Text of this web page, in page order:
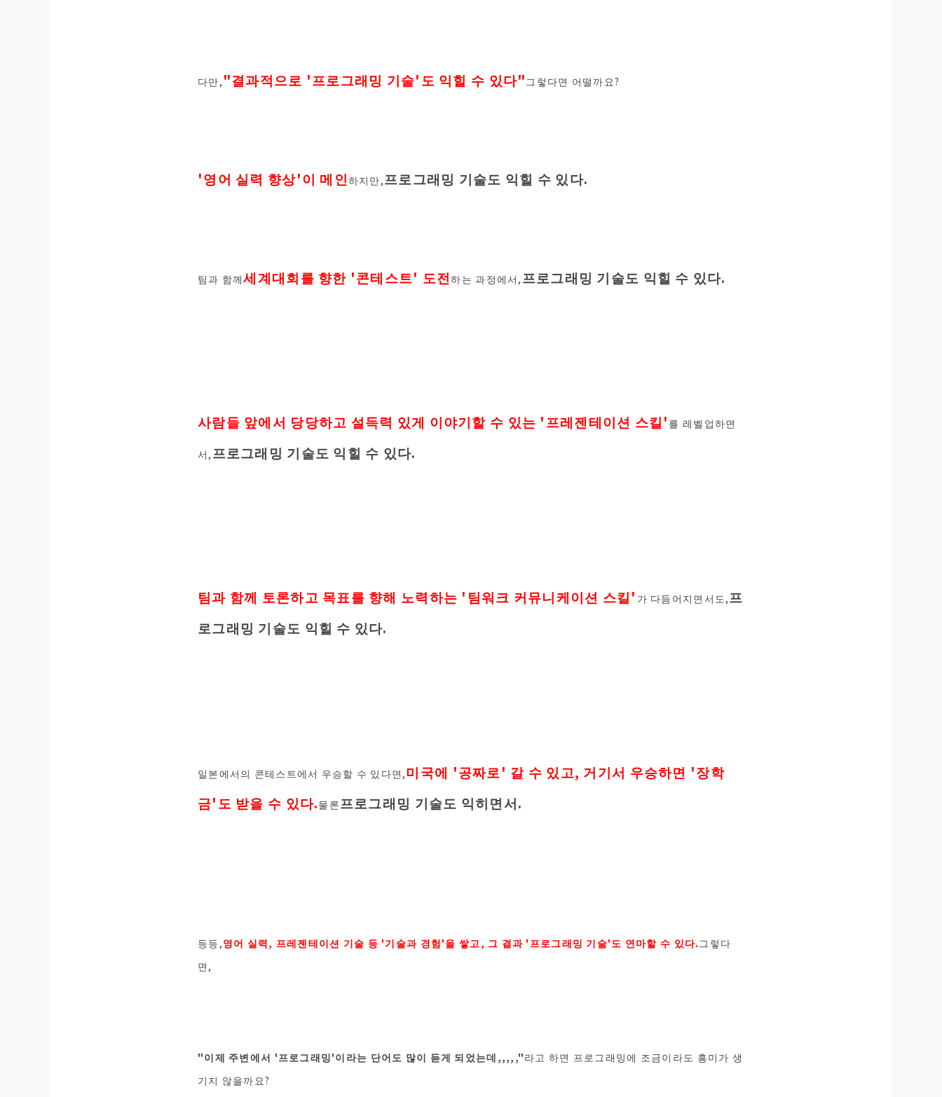
다만, "결과적으로 '프로그래밍 기술'도 익힐 수 있다"그렇다면 어떨까요?
'영어 실력 향상'이 메인하지만,프로그래밍 기술도 익힐 수 있다.
팀과 함께세계대회를 향한 '콘테스트' 도전하는 과정에서, 프로그래밍 기술도 익힐 수 있다.
사람들 앞에서 당당하고 설득력 있게 이야기할 수 있는 '프레젠테이션 스킬' 를 레벨업하면
서, 프로그래밍 기술도 익힐 수 있다.
팀과 함께 토론하고 목표를 향해 노력하는 '팀워크 커뮤니케이션 스킬' 가 다듬어지면서도,프
로그래밍 기술도 익힐 수 있다.
일본에서의 콘테스트에서 우승할 수 있다면,미국에 '공짜로' 갈 수 있고, 거기서 우승하면 '장학
금'도 받을 수 있다.물론프로그래밍 기술도 익히면서.
등등,영어 실력, 프레젠테이션 기술 등 '기술과 경험'을 쌓고, 그 결과 '프로그래밍 기술'도 연마할 수 있다.그렇다
면,
"이제 주변에서 '프로그래밍'이라는 단어도 많이 듣게 되었는데,,,,,"라고 하면 프로그래밍에 조금이라도 흥미가 생
기지 않을까요?